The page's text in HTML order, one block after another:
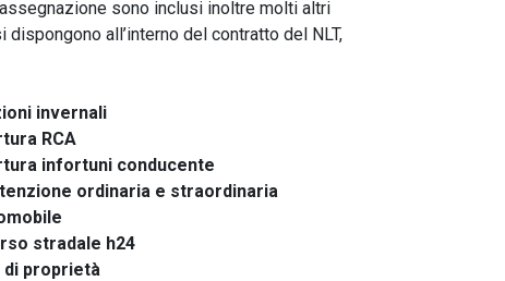
sono inclusi inoltre molti altri
dispongono all’interno del contratto del NLT,
invernali
RCA
infortuni conducente
ordinaria e straordinaria
stradale h24
di proprietà